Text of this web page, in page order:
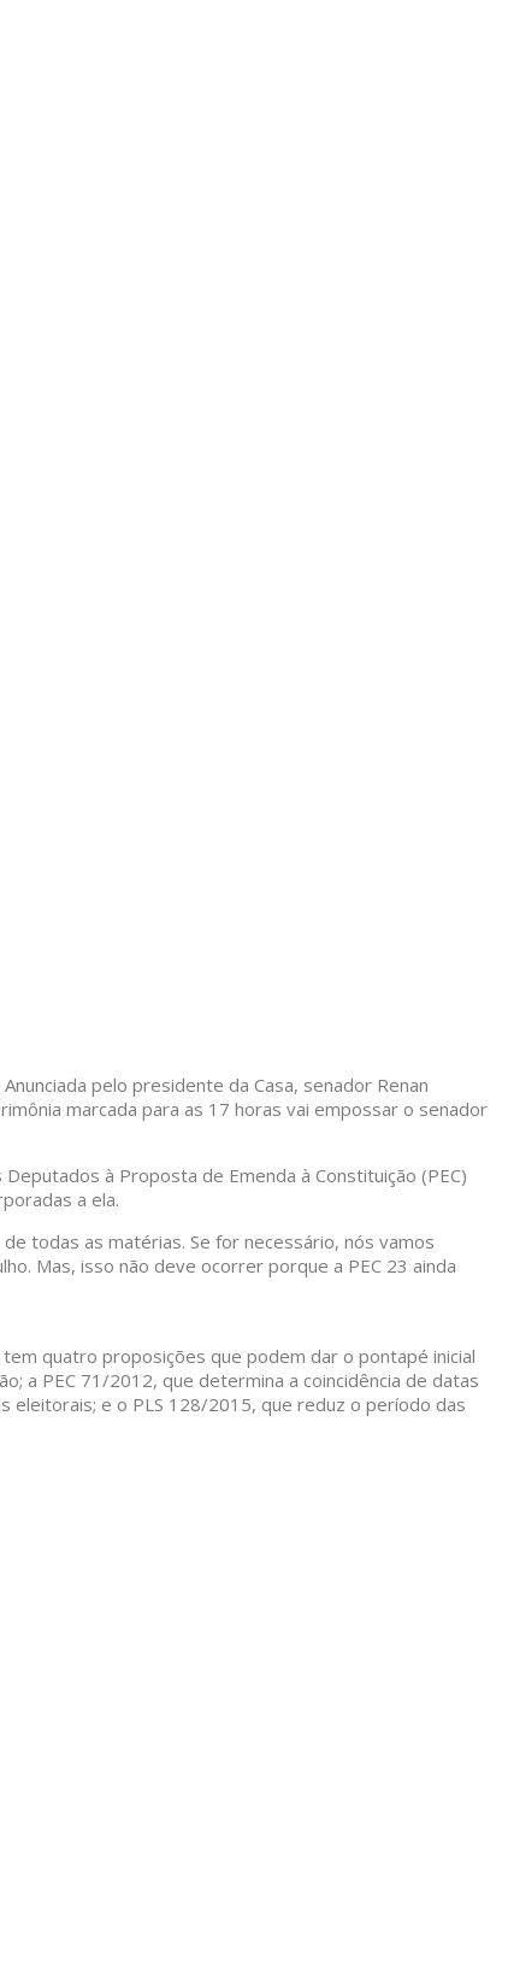
pelo presidente da Casa, senador Renan
marcada para as 17 horas vai empossar o senador
à Proposta de Emenda à Constituição (PEC)
a ela.
todas as matérias. Se for necessário, nós vamos
Mas, isso não deve ocorrer porque a PEC 23 ainda
quatro proposições que podem dar o pontapé inicial
a PEC 71/2012, que determina a coincidência de datas
eleitorais; e o PLS 128/2015, que reduz o período das